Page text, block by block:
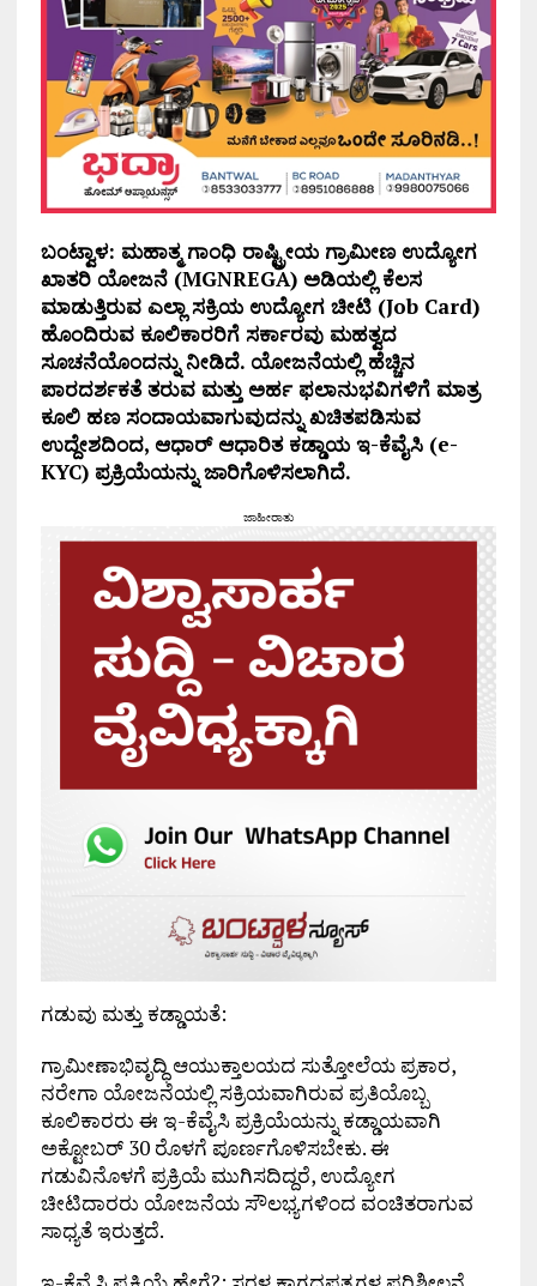
ಬಂಟ್ವಾಳ: ಮಹಾತ್ಮ ಗಾಂಧಿ ರಾಷ್ಟ್ರೀಯ ಗ್ರಾಮೀಣ ಉದ್ಯೋಗ
ಖಾತರಿ ಯೋಜನೆ (MGNREGA) ಅಡಿಯಲ್ಲಿ ಕೆಲಸ
ಮಾಡುತ್ತಿರುವ ಎಲ್ಲಾ ಸಕ್ರಿಯ ಉದ್ಯೋಗ ಚೀಟಿ (Job Card)
ಹೊಂದಿರುವ ಕೂಲಿಕಾರರಿಗೆ ಸರ್ಕಾರವು ಮಹತ್ವದ
ಸೂಚನೆಯೊಂದನ್ನು ನೀಡಿದೆ. ಯೋಜನೆಯಲ್ಲಿ ಹೆಚ್ಚಿನ
ಪಾರದರ್ಶಕತೆ ತರುವ ಮತ್ತು ಅರ್ಹ ಫಲಾನುಭವಿಗಳಿಗೆ ಮಾತ್ರ
ಕೂಲಿ ಹಣ ಸಂದಾಯವಾಗುವುದನ್ನು ಖಚಿತಪಡಿಸುವ
ಉದ್ದೇಶದಿಂದ, ಆಧಾರ್ ಆಧಾರಿತ ಕಡ್ಡಾಯ ಇ-ಕೆವೈಸಿ (e-
KYC) ಪ್ರಕ್ರಿಯೆಯನ್ನು ಜಾರಿಗೊಳಿಸಲಾಗಿದೆ.
ಜಾಹೀರಾತು
ಗಡುವು ಮತ್ತು ಕಡ್ಡಾಯತೆ:
ಗ್ರಾಮೀಣಾಭಿವೃದ್ಧಿ ಆಯುಕ್ತಾಲಯದ ಸುತ್ತೋಲೆಯ ಪ್ರಕಾರ,
ನರೇಗಾ ಯೋಜನೆಯಲ್ಲಿ ಸಕ್ರಿಯವಾಗಿರುವ ಪ್ರತಿಯೊಬ್ಬ
ಕೂಲಿಕಾರರು ಈ ಇ-ಕೆವೈಸಿ ಪ್ರಕ್ರಿಯೆಯನ್ನು ಕಡ್ಡಾಯವಾಗಿ
ಅಕ್ಟೋಬರ್ 30 ರೊಳಗೆ ಪೂರ್ಣಗೊಳಿಸಬೇಕು. ಈ
ಗಡುವಿನೊಳಗೆ ಪ್ರಕ್ರಿಯೆ ಮುಗಿಸದಿದ್ದರೆ, ಉದ್ಯೋಗ
ಚೀಟಿದಾರರು ಯೋಜನೆಯ ಸೌಲಭ್ಯಗಳಿಂದ ವಂಚಿತರಾಗುವ
ಸಾಧ್ಯತೆ ಇರುತ್ತದೆ.